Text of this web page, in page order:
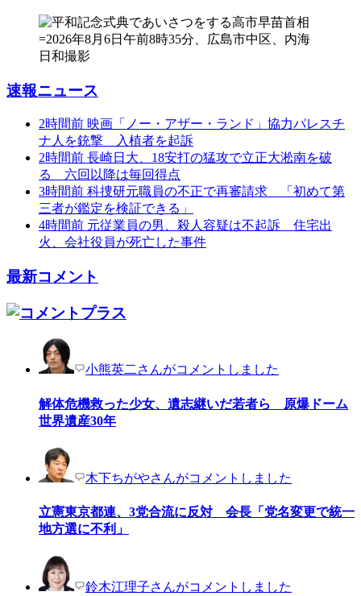
速報ニュース
2時間前 映画「ノー・アザー・ランド」協力パレスチ
ナ人を銃撃 入植者を起訴
2時間前 長崎日大、18安打の猛攻で立正大淞南を破
る 六回以降は毎回得点
3時間前 科捜研元職員の不正で再審請求 「初めて第
三者が鑑定を検証できる」
4時間前 元従業員の男、殺人容疑は不起訴 住宅出
火、会社役員が死亡した事件
最新コメント
小熊英二さんがコメントしました
解体危機救った少女、遺志継いだ若者ら 原爆ドーム
世界遺産30年
木下ちがやさんがコメントしました
立憲東京都連、3党合流に反対 会長「党名変更で統一
地方選に不利」
鈴木江理子さんがコメントしました